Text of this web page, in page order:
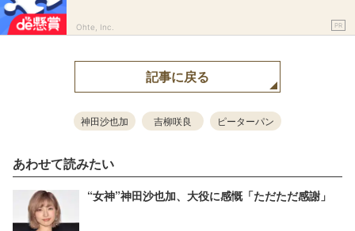
Ohte, Inc. PR
記事に戻る
神田沙也加 吉柳咲良 ピーターパン
あわせて読みたい
“女神”神田沙也加、大役に感慨「ただただ感謝」